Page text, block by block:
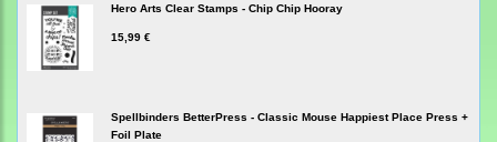
Hero Arts Clear Stamps - Chip Chip Hooray
15,99 €
Spellbinders BetterPress - Classic Mouse Happiest Place Press +
Foil Plate